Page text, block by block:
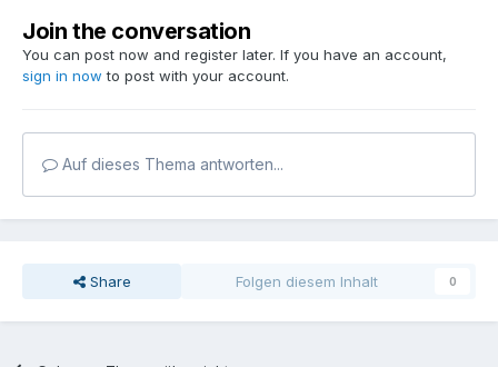
Join the conversation
You can post now and register later. If you have an account,
sign in now to post with your account.
Auf dieses Thema antworten...
Share Folgen diesem Inhalt 0